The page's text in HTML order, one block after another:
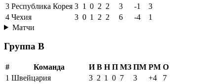
3 Республика Корея 3 1 0 2 2 3 -1
3
4 Чехия 3 0 1 2 2 6 -4
1
Матчи
Группа B
# Команда И В Н П МЗ ПМ РМ О
1 Швейцария 3 2 1 0 7 3 +4
7